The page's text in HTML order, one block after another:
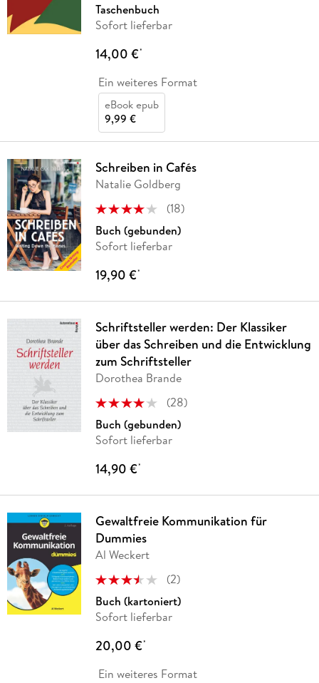
Taschenbuch
Sofort lieferbar
14,00 €*
Ein weiteres Format
eBook epub
9,99 €
Schreiben in Cafés
Natalie Goldberg
(18)
Buch (gebunden)
Sofort lieferbar
19,90 €*
Schriftsteller werden: Der Klassiker
über das Schreiben und die Entwicklung
zum Schriftsteller
Dorothea Brande
(28)
Buch (gebunden)
Sofort lieferbar
14,90 €*
Gewaltfreie Kommunikation für
Dummies
Al Weckert
(2)
Buch (kartoniert)
Sofort lieferbar
20,00 €*
Ein weiteres Format